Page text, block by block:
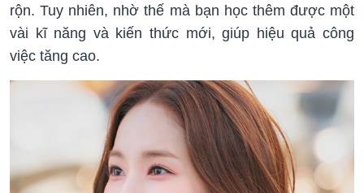
rộn. Tuy nhiên, nhờ thế mà bạn học thêm được một
vài kĩ năng và kiến thức mới, giúp hiệu quả công
việc tăng cao.